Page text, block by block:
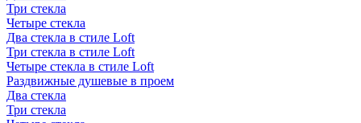
Три стекла
Четыре стекла
Два стекла в стиле Loft
Три стекла в стиле Loft
Четыре стекла в стиле Loft
Раздвижные душевые в проем
Два стекла
Три стекла